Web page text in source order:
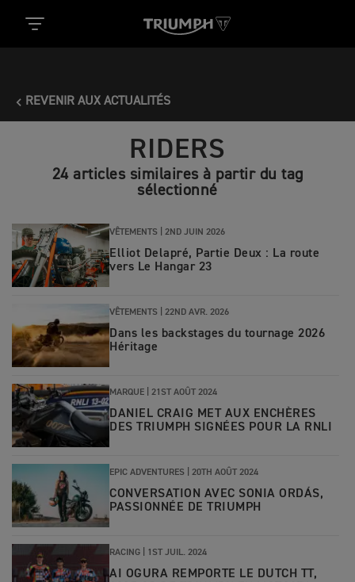
REVENIR AUX ACTUALITÉS
RIDERS
24 articles similaires à partir du tag
sélectionné
VÊTEMENTS | 2ND JUIN 2026
Elliot Delapré, Partie Deux : La route
vers Le Hangar 23
VÊTEMENTS | 22ND AVR. 2026
Dans les backstages du tournage 2026
Héritage
MARQUE | 21ST AOÛT 2024
DANIEL CRAIG MET AUX ENCHÈRES
DES TRIUMPH SIGNÉES POUR LA RNLI
EPIC ADVENTURES | 20TH AOÛT 2024
CONVERSATION AVEC SONIA ORDÁS,
PASSIONNÉE DE TRIUMPH
RACING | 1ST JUIL. 2024
AI OGURA REMPORTE LE DUTCH TT,